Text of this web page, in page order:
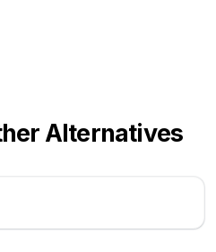
Alternatives